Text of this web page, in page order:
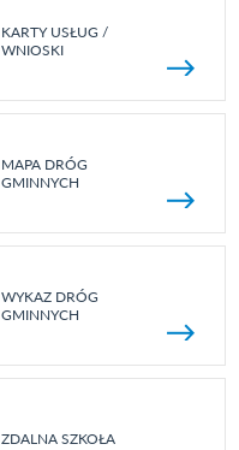
KARTY USŁUG /
WNIOSKI
MAPA DRÓG
GMINNYCH
WYKAZ DRÓG
GMINNYCH
ZDALNA SZKOŁA